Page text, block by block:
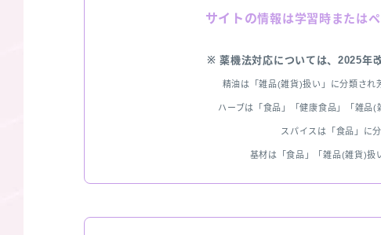
サイトの情報は学習時または
※ 薬機法対応については、2025年
精油は「雑品(雑貨)扱い」に分類され
ハーブは「食品」「健康食品」「雑品
スパイスは「食品」に
基材は「食品」「雑品(雑貨)扱